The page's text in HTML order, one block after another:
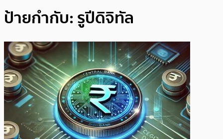
ป้ายกำกับ: รูปีดิจิทัล